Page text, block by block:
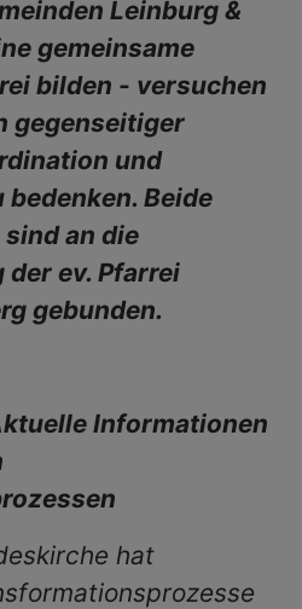
Leinburg &
gemeinsame
bilden - versuchen
gegenseitiger
und
Beide
an die
ev. Pfarrei
gebunden.
Informationen
hat